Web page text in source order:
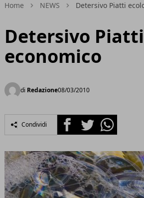
Home NEWS Detersivo Piatti
Detersivo
economico
di Redazione08/03/2010
Condividi FacebookTwitterWhatsapp